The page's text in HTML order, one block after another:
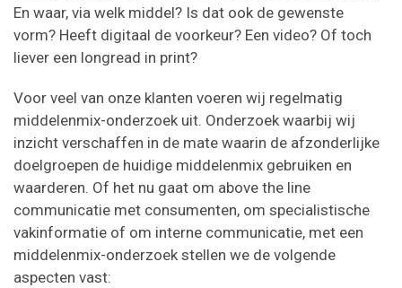
En waar, via welk middel? Is dat ook de gewenste
vorm? Heeft digitaal de voorkeur? Een video? Of toch
liever een longread in print?
Voor veel van onze klanten voeren wij regelmatig
middelenmix-onderzoek uit. Onderzoek waarbij wij
inzicht verschaffen in de mate waarin de afzonderlijke
doelgroepen de huidige middelenmix gebruiken en
waarderen. Of het nu gaat om above the line
communicatie met consumenten, om specialistische
vakinformatie of om interne communicatie, met een
middelenmix-onderzoek stellen we de volgende
aspecten vast: